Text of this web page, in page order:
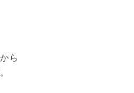
ら